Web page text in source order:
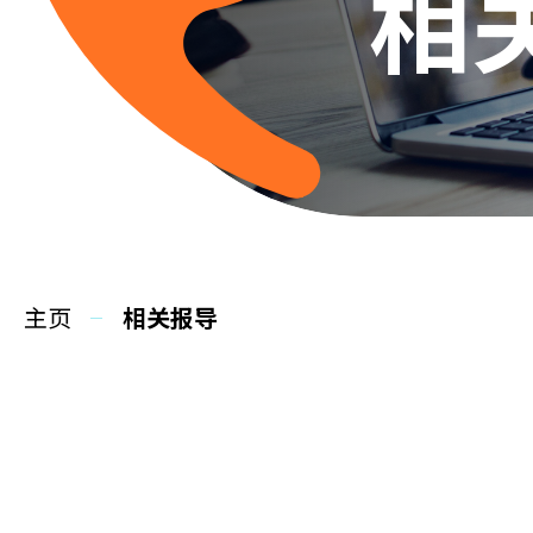
相
主页 相关报导